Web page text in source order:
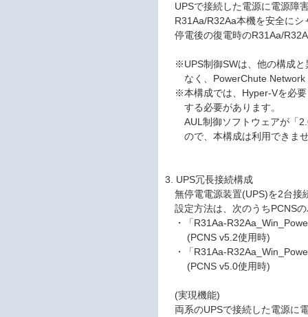
UPSで接続した電源に電源障
R31Aa/R32Aa本機を安全にシ
停電後の復電時のR31Aa/
※UPS制御SWは、他の構成と
なく、PowerChute Network
※本構成では、Hyper-Vを必要
する必要があります。
AUL制御ソフトウェアが「
ので、本構成は利用できま
3. UPS冗長接続構成
無停電電源装置(UPS)を2台接
設定方法は、次のうちPCNS
・「R31Aa-
(PCNS v5.2使用時)
・「R31Aa-
(PCNS v5.0使用時)
(実現機能)
両系のUPSで接続した電源に